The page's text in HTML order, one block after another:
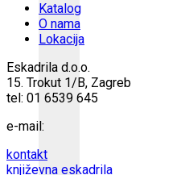
Katalog
O nama
Lokacija
Eskadrila d.o.o.
15. Trokut 1/B, Zagreb
tel: 01 6539 645
e-mail:
kontakt
književna eskadrila